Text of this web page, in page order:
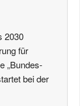
2030
für
„Bundes­
bei der